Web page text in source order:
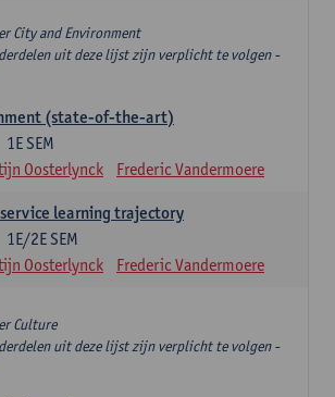
City and Environment
uit deze lijst zijn verplicht te volgen -
(state-of-the-art)
1E SEM
Oosterlynck Frederic Vandermoere
learning trajectory
1E/2E SEM
Oosterlynck Frederic Vandermoere
Culture
uit deze lijst zijn verplicht te volgen -